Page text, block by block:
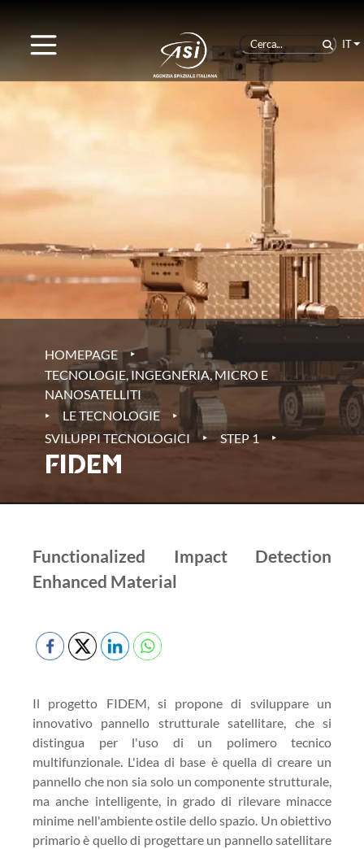
IT
HOMEPAGE ‣
TECNOLOGIE, INGEGNERIA, MICRO E
NANOSATELLITI
‣ LE TECNOLOGIE ‣
SVILUPPI TECNOLOGICI ‣ STEP 1 ‣
FIDEM
Functionalized Impact Detection
Enhanced Material
Il progetto FIDEM, si propone di sviluppare un
innovativo pannello strutturale satellitare, che si
distingua per l'uso di un polimero tecnico
multifunzionale. L'idea di base è quella di creare un
pannello che non sia solo un componente strutturale,
ma anche intelligente, in grado di rilevare minacce
minime nell'ambiente ostile dello spazio. Un obiettivo
primario è quello di progettare un pannello satellitare